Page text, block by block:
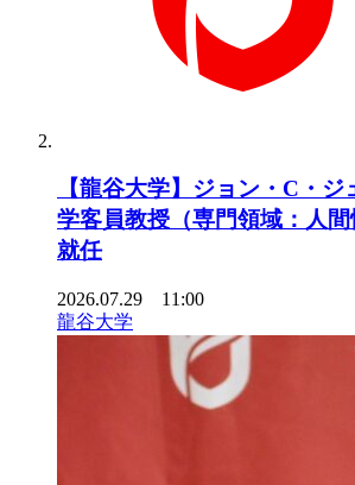
【龍谷大学】ジョン・C・
学客員教授（専門領域：人
就任
2026.07.29 11:00
龍谷大学